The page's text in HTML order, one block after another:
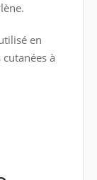
en
à